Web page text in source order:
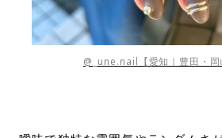
@_une.nail【愛知｜豊田・岡